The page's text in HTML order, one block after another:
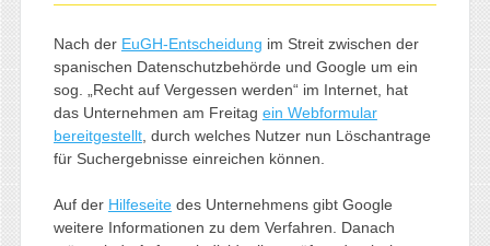
Nach der EuGH-Entscheidung im Streit zwischen der
spanischen Datenschutzbehörde und Google um ein
sog. „Recht auf Vergessen werden“ im Internet, hat
das Unternehmen am Freitag ein Webformular
bereitgestellt, durch welches Nutzer nun Löschantrage
für Suchergebnisse einreichen können.
Auf der Hilfeseitedes Unternehmens gibt Google
weitere Informationen zu dem Verfahren. Danach